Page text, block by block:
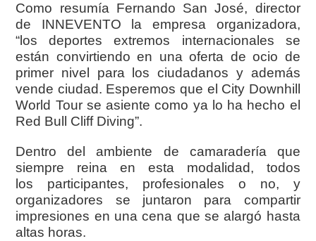
Como resumía Fernando San José, director
de INNEVENTO la empresa organizadora,
“los deportes extremos internacionales se
están convirtiendo en una oferta de ocio de
primer nivel para los ciudadanos y además
vende ciudad. Esperemos que el City Downhill
World Tour se asiente como ya lo ha hecho el
Red Bull Cliff Diving”.
Dentro del ambiente de camaradería que
siempre reina en esta modalidad, todos
los participantes, profesionales o no, y
organizadores se juntaron para compartir
impresiones en una cena que se alargó hasta
altas horas.